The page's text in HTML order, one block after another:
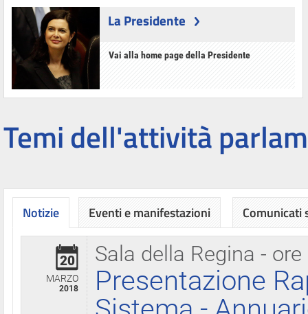
La Presidente
Vai alla home page della Presidente
Temi dell'attività
Notizie
Sala della Regina - ore
20
MARZO
2018
Presentazione
Eventi e manifestazioni Comunicati